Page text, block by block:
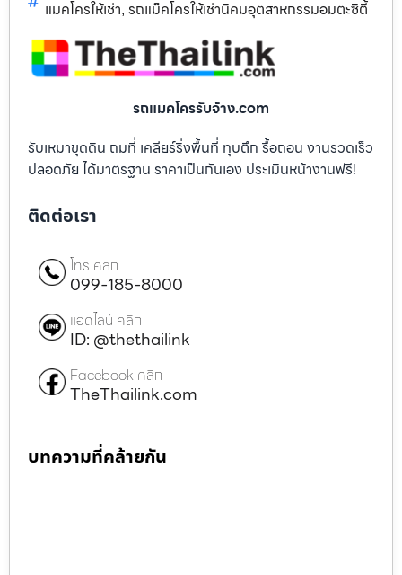
แมคโครให้เช่า, รถแม็คโครให้เช่านิคมอุตสาหกรรมอมตะซิตี้
รถแมคโครรับจ้าง.com
รับเหมาขุดดิน ถมที่ เคลียร์ริ่งพื้นที่ ทุบตึก รื้อถอน งานรวดเร็ว
ปลอดภัย ได้มาตรฐาน ราคาเป็นกันเอง ประเมินหน้างานฟรี!
ติดต่อเรา
โทร คลิก
099-185-8000
แอดไลน์ คลิก
ID: @thethailink
Facebook คลิก
TheThailink.com
บทความที่คล้ายกัน